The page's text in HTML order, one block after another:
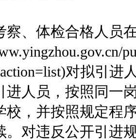
体检合格人员在
对拟引进
进人员，按照同一
校，并按照规定程
。对违反公开引进